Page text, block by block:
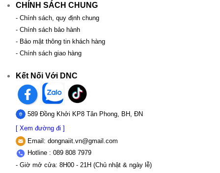
CHÍNH SÁCH CHUNG
- Chính sách, quy định chung
- Chính sách bảo hành
- Bảo mật thông tin khách hàng
- Chính sách giao hàng
Kết Nối Với DNC
589 Đồng Khởi KP8 Tân Phong, BH, ĐN
[ Xem đường đi ]
Email: dongnaiit.vn@gmail.com
Hotline : 089 808 7979
- Giờ mở cửa: 8H00 - 21H (Chủ nhật & ngày lễ)